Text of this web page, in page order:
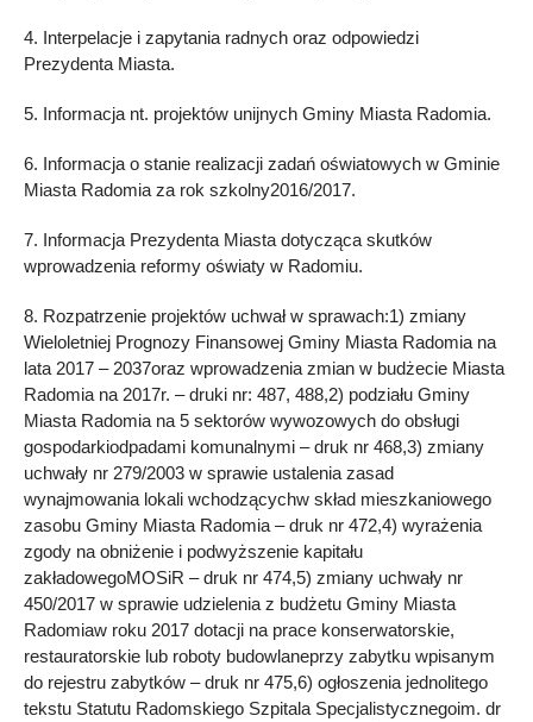
4. Interpelacje i zapytania radnych oraz odpowiedzi
Prezydenta Miasta.
5. Informacja nt. projektów unijnych Gminy Miasta Radomia.
6. Informacja o stanie realizacji zadań oświatowych w Gminie
Miasta Radomia za rok szkolny2016/2017.
7. Informacja Prezydenta Miasta dotycząca skutków
wprowadzenia reformy oświaty w Radomiu.
8. Rozpatrzenie projektów uchwał w sprawach:1) zmiany
Wieloletniej Prognozy Finansowej Gminy Miasta Radomia na
lata 2017 – 2037oraz wprowadzenia zmian w budżecie Miasta
Radomia na 2017r. – druki nr: 487, 488,2) podziału Gminy
Miasta Radomia na 5 sektorów wywozowych do obsługi
gospodarkiodpadami komunalnymi – druk nr 468,3) zmiany
uchwały nr 279/2003 w sprawie ustalenia zasad
wynajmowania lokali wchodzącychw skład mieszkaniowego
zasobu Gminy Miasta Radomia – druk nr 472,4) wyrażenia
zgody na obniżenie i podwyższenie kapitału
zakładowegoMOSiR – druk nr 474,5) zmiany uchwały nr
450/2017 w sprawie udzielenia z budżetu Gminy Miasta
Radomiaw roku 2017 dotacji na prace konserwatorskie,
restauratorskie lub roboty budowlaneprzy zabytku wpisanym
do rejestru zabytków – druk nr 475,6) ogłoszenia jednolitego
tekstu Statutu Radomskiego Szpitala Specjalistycznegoim. dr